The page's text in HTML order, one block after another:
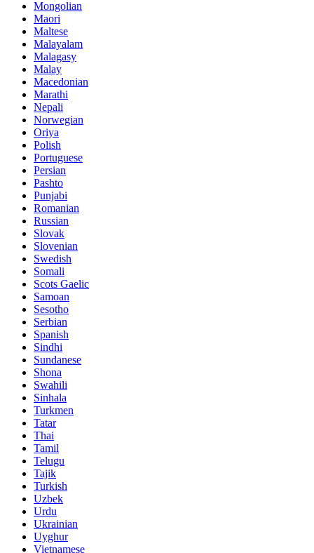
Mongolian
Maori
Maltese
Malayalam
Malagasy
Malay
Macedonian
Marathi
Nepali
Norwegian
Oriya
Polish
Portuguese
Persian
Pashto
Punjabi
Romanian
Russian
Slovak
Slovenian
Swedish
Somali
Scots Gaelic
Samoan
Sesotho
Serbian
Spanish
Sindhi
Sundanese
Shona
Swahili
Sinhala
Turkmen
Tatar
Thai
Tamil
Telugu
Tajik
Turkish
Uzbek
Urdu
Ukrainian
Uyghur
Vietnamese